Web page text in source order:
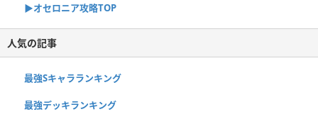
▶︎オセロニア攻略TOP
人気の記事
最強Sキャラランキング
最強デッキランキング